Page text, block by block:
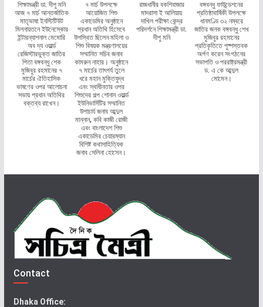
শিক্ষামন্ত্রী ডা. দীপু মনি
আজ ৭ মার্চ আন্তর্জাতিক
মাতৃভাষা ইনস্টিটিউট
মিলনায়তনে ইউনেস্কোর
ইন্টারন্যাশনাল মেমোরি
অব দ্য ওয়ার্ল্ড
রেজিস্টারভুক্ত জাতির
পিতা বঙ্গবন্ধু শেক
মুজিবুর রহমানের ৭
মার্চের ঐতিহাসিক
ভাষণের ওপর আলোচনা
সভায় প্রধান অতিথির
বক্তব্য রাখেন।
৭ মার্চ উপলক্ষে
আয়োজিত শিশু
একাডেমির অনুষ্ঠানে
প্রধান অতিথি হিসেবে
উপস্থিত ছিলেন মহিলা ও
শিশু বিষয়ক মন্ত্রণালয়ের
সম্মানিত সচিব জনাব
কামরুন নাহার। অনুষ্ঠানে
৭ মার্চের তাৎপর্য তুলে
ধরে মহান মুক্তিযুদ্ধ
এবং স্বাধীনতার ওপর
শিশুদের গল্প শোনান ওয়ার্ল্ড
ইউনিভার্সিটির সম্মানিত
উপাচার্য জনাব আব্দুল
মান্নান, কবি কাজী রোজী
এবং বাংলাদেশ শিশু
একাডেমির চেয়ারম্যান
বিশিষ্ট কথাসাহিত্যিক
জনাব সেলিনা হোসেন।
রাজধানীর বকশিবাজার
মাদরাসা ই আলিয়ায়
দাখিল পরীক্ষা কেন্দ্র
পরিদর্শনে শিক্ষামন্ত্রী ডা.
দীপু মনি
বঙ্গবন্ধু ফাউন্ডেশনের
প্রতিষ্ঠাবার্ষিকী উপলক্ষে
ধানমণ্ডি ৩২ নম্বরে
জাতির জনক বঙ্গবন্ধু শেখ
মুজিবুর রহমানের
প্রতিকৃতিতে পুষ্পস্তবক
অর্পণ করেন সংগঠনের
সভাপতি ও পররাষ্ট্রমন্ত্রী
ড. এ কে আব্দুল
মোমেন।
Contact
Dhaka Office: